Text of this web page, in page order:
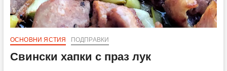
ОСНОВНИ ЯСТИЯ ПОДПРАВКИ
Свински хапки с праз лук